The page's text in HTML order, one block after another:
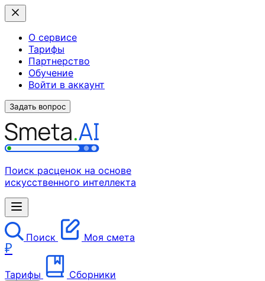
О сервисе
Тарифы
Партнерство
Обучение
Войти в аккаунт
Задать вопрос
Поиск расценок на основе
искусственного интеллекта
Поиск Моя смета
₽
Тарифы Сборники